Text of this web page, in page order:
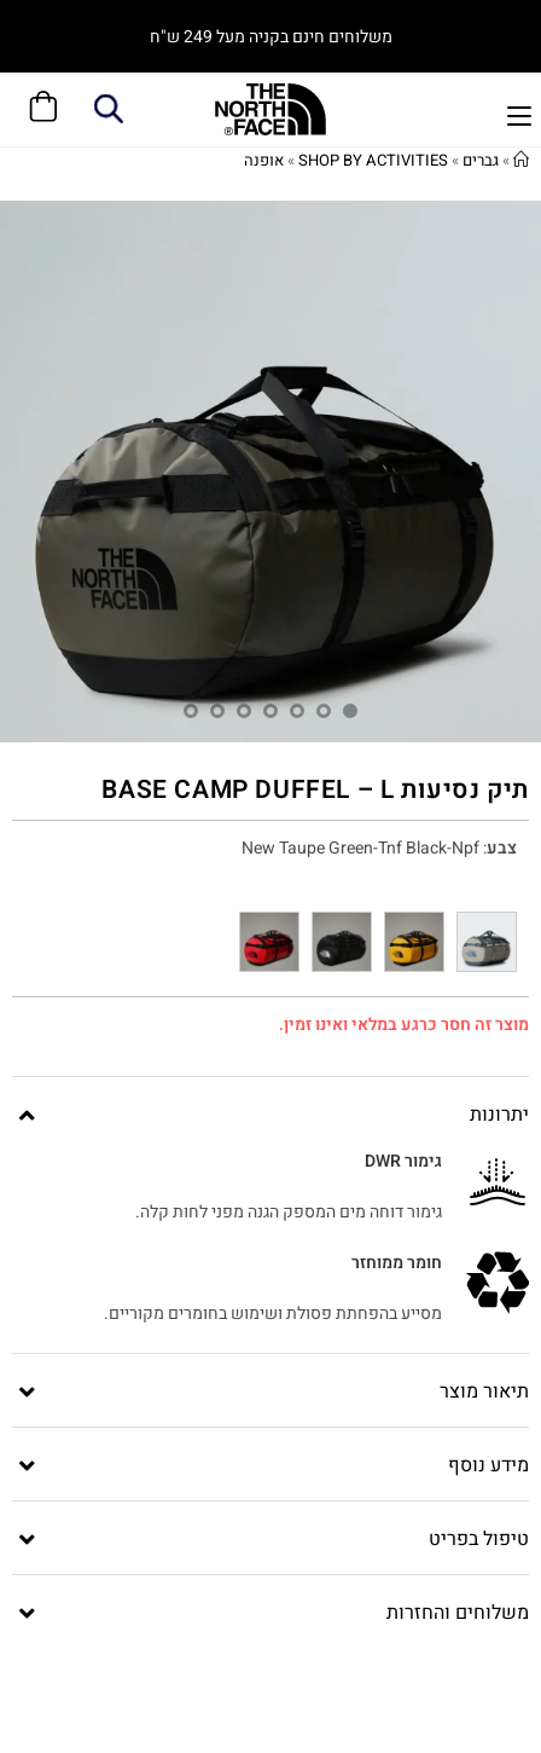
משלוחים חינם בקניה מעל 249 ש"ח
»גברים »
SHOP BY ACTIVITIES
»אופנה
תיק נסיעות BASE CAMP DUFFEL – L
צבע:
New Taupe Green-Tnf Black-Npf
מוצר זה חסר כרגע במלאי ואינו זמין.
יתרונות
גימור DWR
גימור דוחה מים המספק הגנה מפני לחות קלה.
חומר ממוחזר
מסייע בהפחתת פסולת ושימוש בחומרים מקוריים.
תיאור מוצר
מידע נוסף
טיפול בפריט
משלוחים והחזרות